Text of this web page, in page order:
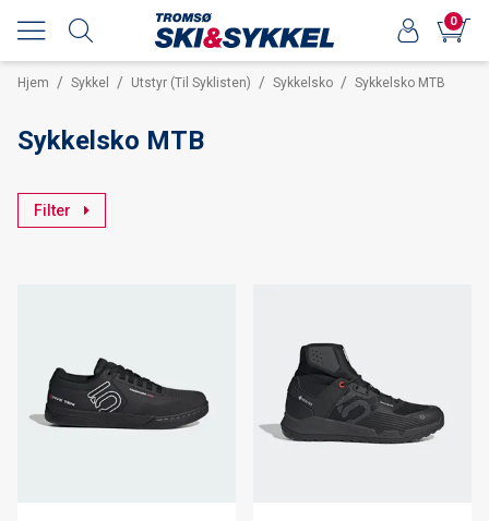
0
Hjem / Sykkel / Utstyr (Til Syklisten) / Sykkelsko / Sykkelsko MTB
Sykkelsko MTB
Filter